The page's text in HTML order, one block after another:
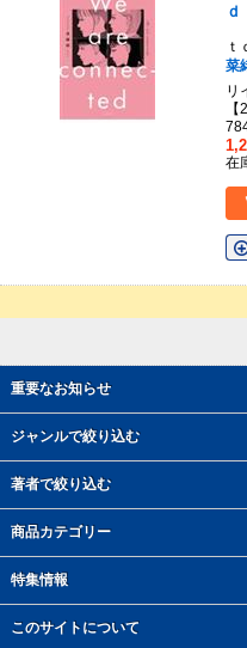
重要なお知らせ
ジャンルで絞り込む
著者で絞り込む
商品カテゴリー
特集情報
このサイトについて
ｄ
菜
リ
在